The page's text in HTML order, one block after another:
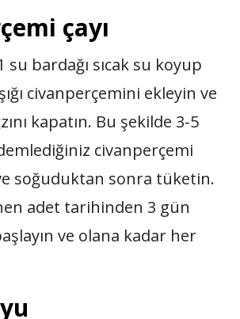
çayı
su bardağı sıcak su koyup
civanperçemini ekleyin ve
kapatın. Bu şekilde 3-5
civanperçemi
soğuduktan sonra tüketin.
adet tarihinden 3 gün
ve olana kadar her